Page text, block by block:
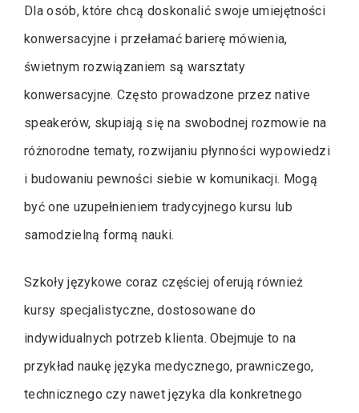
Dla osób, które chcą doskonalić swoje umiejętności
konwersacyjne i przełamać barierę mówienia,
świetnym rozwiązaniem są warsztaty
konwersacyjne. Często prowadzone przez native
speakerów, skupiają się na swobodnej rozmowie na
różnorodne tematy, rozwijaniu płynności wypowiedzi
i budowaniu pewności siebie w komunikacji. Mogą
być one uzupełnieniem tradycyjnego kursu lub
samodzielną formą nauki.
Szkoły językowe coraz częściej oferują również
kursy specjalistyczne, dostosowane do
indywidualnych potrzeb klienta. Obejmuje to na
przykład naukę języka medycznego, prawniczego,
technicznego czy nawet języka dla konkretnego